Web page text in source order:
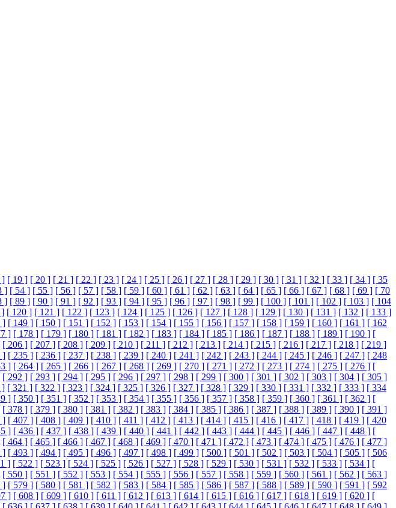
] [ 19 ] [ 20 ] [ 21 ] [ 22 ] [ 23 ] [ 24 ] [ 25 ] [ 26 ] [ 27 ] [ 28 ] [ 29 ] [ 30 ] [ 31 ] [ 32 ] [ 33 ] [ 34 ] [ 35
] [ 54 ] [ 55 ] [ 56 ] [ 57 ] [ 58 ] [ 59 ] [ 60 ] [ 61 ] [ 62 ] [ 63 ] [ 64 ] [ 65 ] [ 66 ] [ 67 ] [ 68 ] [ 69 ] [ 70
] [ 89 ] [ 90 ] [ 91 ] [ 92 ] [ 93 ] [ 94 ] [ 95 ] [ 96 ] [ 97 ] [ 98 ] [ 99 ] [ 100 ] [ 101 ] [ 102 ] [ 103 ] [ 104
] [ 120 ] [ 121 ] [ 122 ] [ 123 ] [ 124 ] [ 125 ] [ 126 ] [ 127 ] [ 128 ] [ 129 ] [ 130 ] [ 131 ] [ 132 ] [ 133 ]
] [ 149 ] [ 150 ] [ 151 ] [ 152 ] [ 153 ] [ 154 ] [ 155 ] [ 156 ] [ 157 ] [ 158 ] [ 159 ] [ 160 ] [ 161 ] [ 162
] [ 178 ] [ 179 ] [ 180 ] [ 181 ] [ 182 ] [ 183 ] [ 184 ] [ 185 ] [ 186 ] [ 187 ] [ 188 ] [ 189 ] [ 190 ] [
[ 206 ] [ 207 ] [ 208 ] [ 209 ] [ 210 ] [ 211 ] [ 212 ] [ 213 ] [ 214 ] [ 215 ] [ 216 ] [ 217 ] [ 218 ] [ 219 ]
] [ 235 ] [ 236 ] [ 237 ] [ 238 ] [ 239 ] [ 240 ] [ 241 ] [ 242 ] [ 243 ] [ 244 ] [ 245 ] [ 246 ] [ 247 ] [ 248
] [ 264 ] [ 265 ] [ 266 ] [ 267 ] [ 268 ] [ 269 ] [ 270 ] [ 271 ] [ 272 ] [ 273 ] [ 274 ] [ 275 ] [ 276 ] [
[ 292 ] [ 293 ] [ 294 ] [ 295 ] [ 296 ] [ 297 ] [ 298 ] [ 299 ] [ 300 ] [ 301 ] [ 302 ] [ 303 ] [ 304 ] [ 305 ]
] [ 321 ] [ 322 ] [ 323 ] [ 324 ] [ 325 ] [ 326 ] [ 327 ] [ 328 ] [ 329 ] [ 330 ] [ 331 ] [ 332 ] [ 333 ] [ 334
] [ 350 ] [ 351 ] [ 352 ] [ 353 ] [ 354 ] [ 355 ] [ 356 ] [ 357 ] [ 358 ] [ 359 ] [ 360 ] [ 361 ] [ 362 ] [
[ 378 ] [ 379 ] [ 380 ] [ 381 ] [ 382 ] [ 383 ] [ 384 ] [ 385 ] [ 386 ] [ 387 ] [ 388 ] [ 389 ] [ 390 ] [ 391 ]
] [ 407 ] [ 408 ] [ 409 ] [ 410 ] [ 411 ] [ 412 ] [ 413 ] [ 414 ] [ 415 ] [ 416 ] [ 417 ] [ 418 ] [ 419 ] [ 420
] [ 436 ] [ 437 ] [ 438 ] [ 439 ] [ 440 ] [ 441 ] [ 442 ] [ 443 ] [ 444 ] [ 445 ] [ 446 ] [ 447 ] [ 448 ] [
[ 464 ] [ 465 ] [ 466 ] [ 467 ] [ 468 ] [ 469 ] [ 470 ] [ 471 ] [ 472 ] [ 473 ] [ 474 ] [ 475 ] [ 476 ] [ 477 ]
] [ 493 ] [ 494 ] [ 495 ] [ 496 ] [ 497 ] [ 498 ] [ 499 ] [ 500 ] [ 501 ] [ 502 ] [ 503 ] [ 504 ] [ 505 ] [ 506
] [ 522 ] [ 523 ] [ 524 ] [ 525 ] [ 526 ] [ 527 ] [ 528 ] [ 529 ] [ 530 ] [ 531 ] [ 532 ] [ 533 ] [ 534 ] [
[ 550 ] [ 551 ] [ 552 ] [ 553 ] [ 554 ] [ 555 ] [ 556 ] [ 557 ] [ 558 ] [ 559 ] [ 560 ] [ 561 ] [ 562 ] [ 563 ]
] [ 579 ] [ 580 ] [ 581 ] [ 582 ] [ 583 ] [ 584 ] [ 585 ] [ 586 ] [ 587 ] [ 588 ] [ 589 ] [ 590 ] [ 591 ] [ 592
] [ 608 ] [ 609 ] [ 610 ] [ 611 ] [ 612 ] [ 613 ] [ 614 ] [ 615 ] [ 616 ] [ 617 ] [ 618 ] [ 619 ] [ 620 ] [